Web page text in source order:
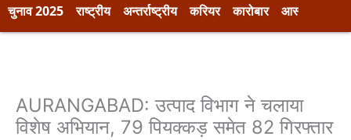
t
t
r
b
e
चुनाव 2025 राष्ट्रीय अन्तर्राष्ट्रीय करियर कारोबार आस्था
AURANGABAD: उत्पाद विभाग ने चलाया
विशेष अभियान, 79 पियक्कड़ समेत 82 गिरफ्तार